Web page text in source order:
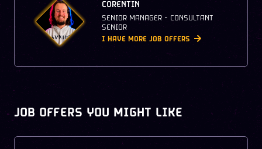
CORENTIN
SENIOR MANAGER - CONSULTANT
SENIOR
I HAVE MORE JOB OFFERS
JOB OFFERS YOU MIGHT LIKE